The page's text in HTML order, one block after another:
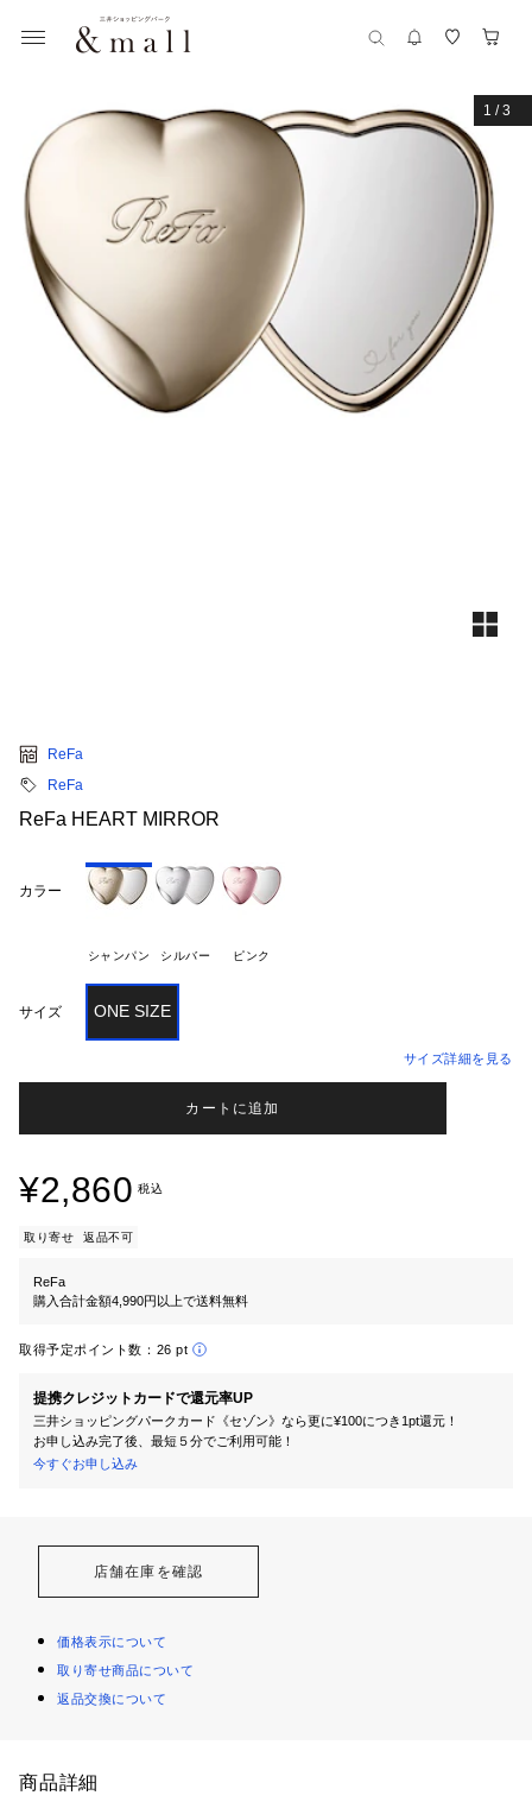
1 /3
ReFa
ReFa
ReFa HEART MIRROR
カラー
シャンパン シルバー ピンク
サイズ ONE SIZE
サイズ詳細を見る
カートに追加
¥2,860 税込
取り寄せ 返品不可
ReFa
購入合計金額4,990円以上で送料無料
取得予定ポイント数： 26 pt
提携クレジットカードで還元率UP
三井ショッピングパークカード《セゾン》なら更に¥100につき1pt還元！
お申し込み完了後、最短５分でご利用可能！
今すぐお申し込み
店舗在庫を確認
価格表示について
取り寄せ商品について
返品交換について
商品詳細